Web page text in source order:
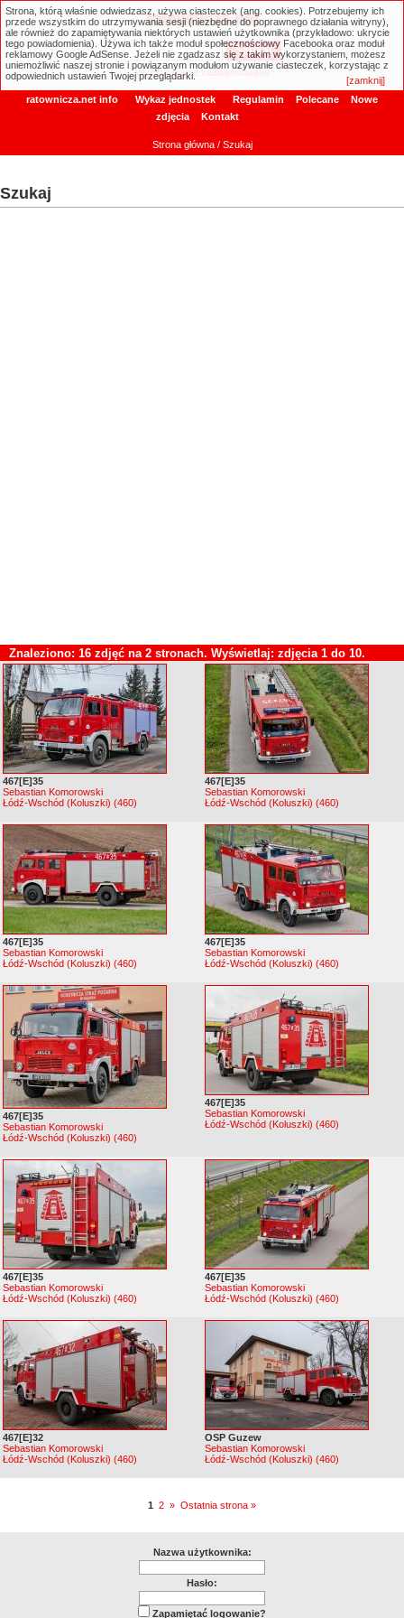
ratownicza.net
Wyszukiwanie zaawansowane
ratownicza.net info Wykaz jednostek Regulamin Polecane
Nowe
zdjęcia
Kontakt
Strona główna/ Szukaj
Szukaj
Znaleziono: 16 zdjęć na 2 stronach. Wyświetlaj: zdjęcia 1 do 10.
467[E]35
Sebastian Komorowski
Łódź-Wschód (Koluszki) (460)
467[E]35
Sebastian Komorowski
Łódź-Wschód (Koluszki) (460)
467[E]35
Sebastian Komorowski
Łódź-Wschód (Koluszki) (460)
467[E]35
Sebastian Komorowski
Łódź-Wschód (Koluszki) (460)
467[E]35
Sebastian Komorowski
Łódź-Wschód (Koluszki) (460)
467[E]35
Sebastian Komorowski
Łódź-Wschód (Koluszki) (460)
467[E]35
Sebastian Komorowski
Łódź-Wschód (Koluszki) (460)
467[E]35
Sebastian Komorowski
Łódź-Wschód (Koluszki) (460)
467[E]32
Sebastian Komorowski
Łódź-Wschód (Koluszki) (460)
OSP Guzew
Sebastian Komorowski
Łódź-Wschód (Koluszki) (460)
1 2 » Ostatnia strona »
Nazwa użytkownika:
Hasło:
Zapamiętać logowanie?
Strona, którą właśnie odwiedzasz, używa ciasteczek (ang. cookies). Potrzebujemy ich
przede wszystkim do utrzymywania sesji (niezbędne do poprawnego działania witryny),
ale również do zapamiętywania niektórych ustawień użytkownika (przykładowo: ukrycie
tego powiadomienia). Używa ich także moduł społecznościowy Facebooka oraz moduł
reklamowy Google AdSense. Jeżeli nie zgadzasz się z takim wykorzystaniem, możesz
uniemożliwić naszej stronie i powiązanym modułom używanie ciasteczek, korzystając z
odpowiednich ustawień Twojej przeglądarki.
[zamknij]